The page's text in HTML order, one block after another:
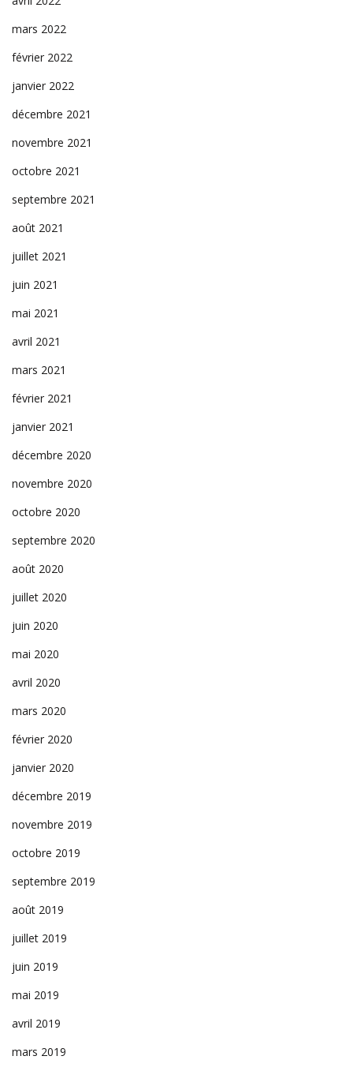
mars 2022
février 2022
janvier 2022
décembre 2021
novembre 2021
octobre 2021
septembre 2021
août 2021
juillet 2021
juin 2021
mai 2021
avril 2021
mars 2021
février 2021
janvier 2021
décembre 2020
novembre 2020
octobre 2020
septembre 2020
août 2020
juillet 2020
juin 2020
mai 2020
avril 2020
mars 2020
février 2020
janvier 2020
décembre 2019
novembre 2019
octobre 2019
septembre 2019
août 2019
juillet 2019
juin 2019
mai 2019
avril 2019
mars 2019